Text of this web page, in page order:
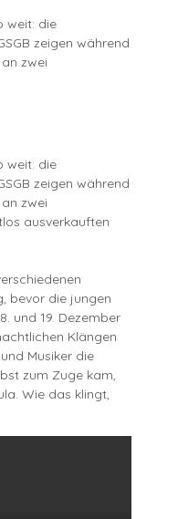
weit: die
zeigen während
zwei
weit: die
zeigen während
zwei
ausverkauften
bevor die jungen
und 19. Dezember
Klängen
Musiker die
zum Zuge kam,
Wie das klingt,